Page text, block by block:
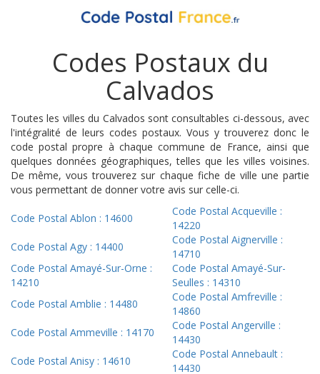
Codes Postaux du
Calvados
Toutes les villes du Calvados sont consultables ci-dessous, avec
l'intégralité de leurs codes postaux. Vous y trouverez donc le
code postal propre à chaque commune de France, ainsi que
quelques données géographiques, telles que les villes voisines.
De même, vous trouverez sur chaque fiche de ville une partie
vous permettant de donner votre avis sur celle-ci.
Code Postal Ablon : 14600
Code Postal Acqueville :
14220
Code Postal Agy : 14400
Code Postal Aignerville :
14710
Code Postal Amayé-Sur-Orne :
14210
Code Postal Amayé-Sur-
Seulles : 14310
Code Postal Amblie : 14480
Code Postal Amfreville :
14860
Code Postal Ammeville : 14170
Code Postal Angerville :
14430
Code Postal Anisy : 14610
Code Postal Annebault :
14430